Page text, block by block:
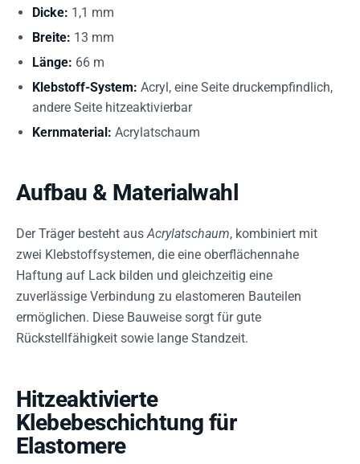
Dicke: 1,1 mm
Breite: 13 mm
Länge: 66 m
Klebstoff-System: Acryl, eine Seite druckempfindlich,
andere Seite hitzeaktivierbar
Kernmaterial: Acrylatschaum
Aufbau & Materialwahl
Der Träger besteht ausAcrylatschaum, kombiniert mit
zwei Klebstoffsystemen, die eine oberflächennahe
Haftung auf Lack bilden und gleichzeitig eine
zuverlässige Verbindung zu elastomeren Bauteilen
ermöglichen. Diese Bauweise sorgt für gute
Rückstellfähigkeit sowie lange Standzeit.
Hitzeaktivierte
Klebebeschichtung für
Elastomere